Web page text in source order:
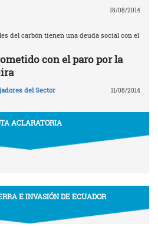
18/08/2014
del carbón tienen una deuda social con el
con el paro por la
del Sector
11/08/2014
ACLARATORIA
E INVASIÓN DE ECUADOR